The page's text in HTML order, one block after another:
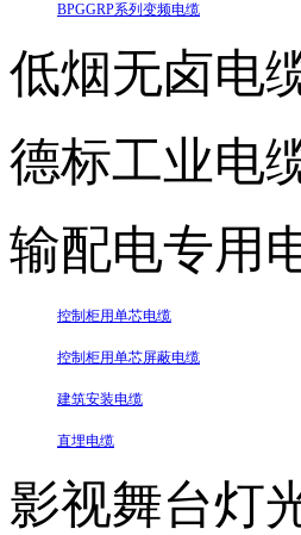
BPGGRP系列变频电缆
低烟无卤电
德标工业电
输配电专用
控制柜用单芯电缆
控制柜用单芯屏蔽电缆
建筑安装电缆
直埋电缆
影视舞台灯